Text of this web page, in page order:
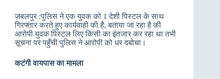
जबलपुर :पुलिस ने एक युवक को 1 देशी पिस्टल के साथ
गिरफ्तार करते हुए कार्यवाही की है, बताया जा रहा है की
आरोपी युवक पिस्टल लिए किसी का इंतजार कर रहा था तभी
सूचना पर पहुँची पुलिस ने आरोपी को धर दबोचा।
कटंगी वायपास का मामला